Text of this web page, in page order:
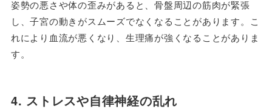
姿勢の悪さや体の歪みがあると、骨盤周辺の筋肉が緊張
し、子宮の動きがスムーズでなくなることがあります。こ
れにより血流が悪くなり、生理痛が強くなることがありま
す。
4. ストレスや自律神経の乱れ